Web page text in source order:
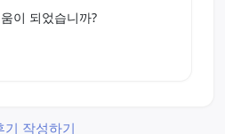
이 되었습니까?
기 작성하기